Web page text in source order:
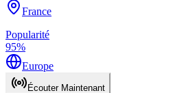
France
Popularité
95%
Europe
Écouter Maintenant